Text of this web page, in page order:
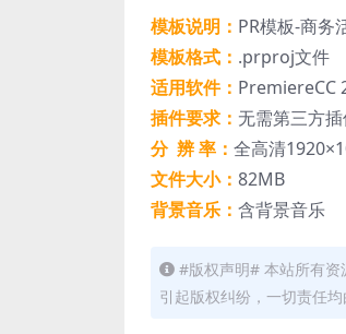
模板说明： PR模板-商务
模板格式： .prproj文件
适用软件： PremiereCC
插件要求： 无需第三方
分 辨 率： 全高清
文件大小： 82MB
背景音乐： 含背景音乐
#版权声明# 本站所有资
引起版权纠纷，一切责任